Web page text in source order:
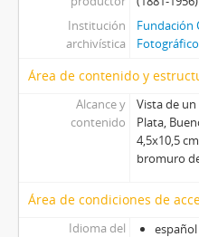
[Unidad
[Unidad
[Unidad
[Unidad
[Unidad
[Unidad
[Unidad
[Unidad
[Unidad
Institución
archivística
Fundación
Área de contenido y
Alcance y
contenido
Vista de
Plata,
4,5x10,5
bromuro
Área de condiciones de
Idioma del
español